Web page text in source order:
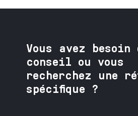
Vous avez besoin
conseil ou vous
recherchez une
spécifique ?